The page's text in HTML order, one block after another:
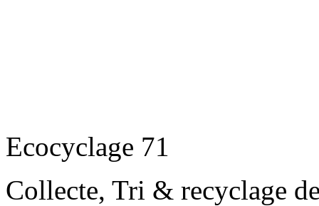
Ecocyclage 71
Collecte, Tri & recyclage